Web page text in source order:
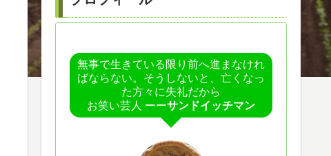
無事で生きている限り前へ進まなけれ
ばならない。そうしないと、亡くなっ
た方々に失礼だから
お笑い芸人 ーーサンドイッチマン